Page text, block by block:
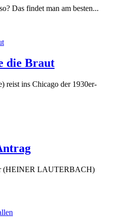
Das findet man am besten...
die Braut
reist ins Chicago der 1930er-
(HEINER LAUTERBACH)